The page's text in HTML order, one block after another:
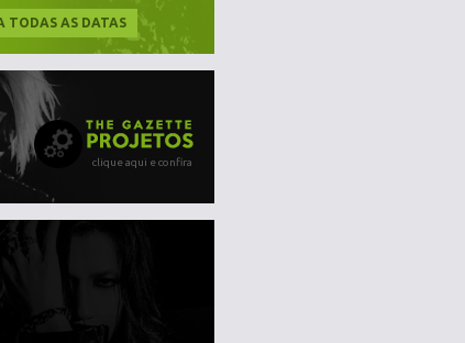
TODAS AS DATAS
clique aqui e confira